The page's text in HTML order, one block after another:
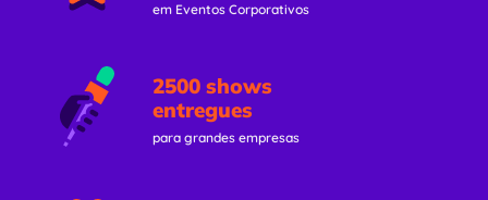
em Eventos Corporativos
2500 shows
entregues
para grandes empresas